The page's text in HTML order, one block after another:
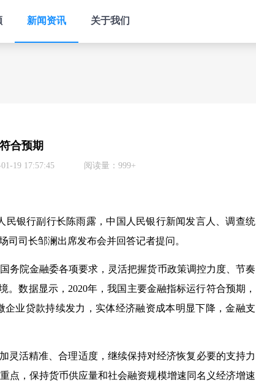
新闻资讯 关于我们
合预期
19 17:57:45 阅读量：999+
民银行副行长陈雨露，中国人民银行新闻发言人、调查统
司长邹澜出席发布会并回答记者提问。
院金融委各项要求，灵活把握货币政策调控力度、节奏
数据显示，2020年，我国主要金融指标运行符合预期，
业贷款持续发力，实体经济融资成本明显下降，金融支
活精准、合理适度，继续保持对经济恢复必要的支持力
点，保持货币供应量和社会融资规模增速同名义经济增速